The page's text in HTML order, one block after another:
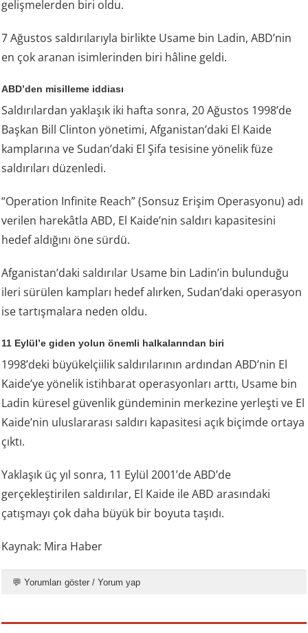
gelişmelerden biri oldu.
7 Ağustos saldırılarıyla birlikte Usame bin Ladin, ABD’nin
en çok aranan isimlerinden biri hâline geldi.
ABD’den misilleme iddiası
Saldırılardan yaklaşık iki hafta sonra, 20 Ağustos 1998’de
Başkan Bill Clinton yönetimi, Afganistan’daki El Kaide
kamplarına ve Sudan’daki El Şifa tesisine yönelik füze
saldırıları düzenledi.
“Operation Infinite Reach” (Sonsuz Erişim Operasyonu) adı
verilen harekâtla ABD, El Kaide’nin saldırı kapasitesini
hedef aldığını öne sürdü.
Afganistan’daki saldırılar Usame bin Ladin’in bulunduğu
ileri sürülen kampları hedef alırken, Sudan’daki operasyon
ise tartışmalara neden oldu.
11 Eylül’e giden yolun önemli halkalarından biri
1998’deki büyükelçiilik saldırılarının ardından ABD’nin El
Kaide’ye yönelik istihbarat operasyonları arttı, Usame bin
Ladin küresel güvenlik gündeminin merkezine yerleşti ve El
Kaide’nin uluslararası saldırı kapasitesi açık biçimde ortaya
çıktı.
Yaklaşık üç yıl sonra, 11 Eylül 2001’de ABD’de
gerçekleştirilen saldırılar, El Kaide ile ABD arasındaki
çatışmayı çok daha büyük bir boyuta taşıdı.
Kaynak: Mira Haber
💬 Yorumları göster / Yorum yap